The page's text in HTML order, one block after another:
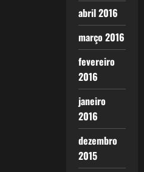
abril 2016
março 2016
fevereiro
2016
janeiro
2016
dezembro
2015